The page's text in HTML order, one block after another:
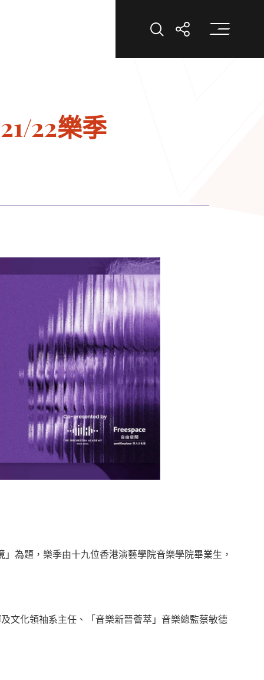
打開搜索打開分享打
22樂季
為題，樂季由十九位香港演藝學院音樂學院畢業生，
文化領袖系主任、「音樂新晉薈萃」音樂總監蔡敏德